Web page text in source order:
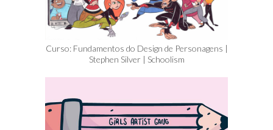
Curso: Fundamentos do Design de Personagens |
Stephen Silver | Schoolism